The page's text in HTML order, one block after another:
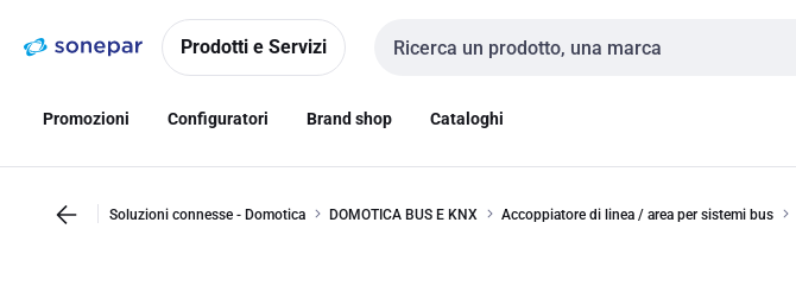
navigazionealla
Prodotti e Servizi
Cerca input
Promozioni Configuratori Brand shop Cataloghi
Soluzioni connesse - Domotica DOMOTICA BUS E KNX Accoppiatore di linea / area per sistemi bus